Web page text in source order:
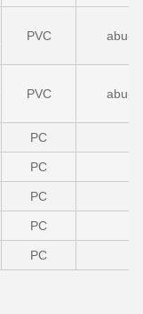
PVC abu-
PVC abu-
PC
PC
PC
PC
PC